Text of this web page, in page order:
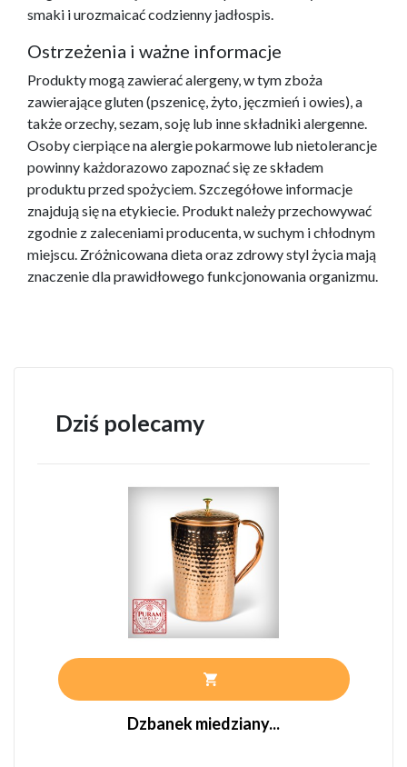
Dziś polecamy
Dzbanek miedziany...
smaki i urozmaicać codzienny jadłospis.
Ostrzeżenia i ważne informacje
Produkty mogą zawierać alergeny, w tym zboża
zawierające gluten (pszenicę, żyto, jęczmień i owies), a
także orzechy, sezam, soję lub inne składniki alergenne.
Osoby cierpiące na alergie pokarmowe lub nietolerancje
powinny każdorazowo zapoznać się ze składem
produktu przed spożyciem. Szczegółowe informacje
znajdują się na etykiecie. Produkt należy przechowywać
zgodnie z zaleceniami producenta, w suchym i chłodnym
miejscu. Zróżnicowana dieta oraz zdrowy styl życia mają
znaczenie dla prawidłowego funkcjonowania organizmu.